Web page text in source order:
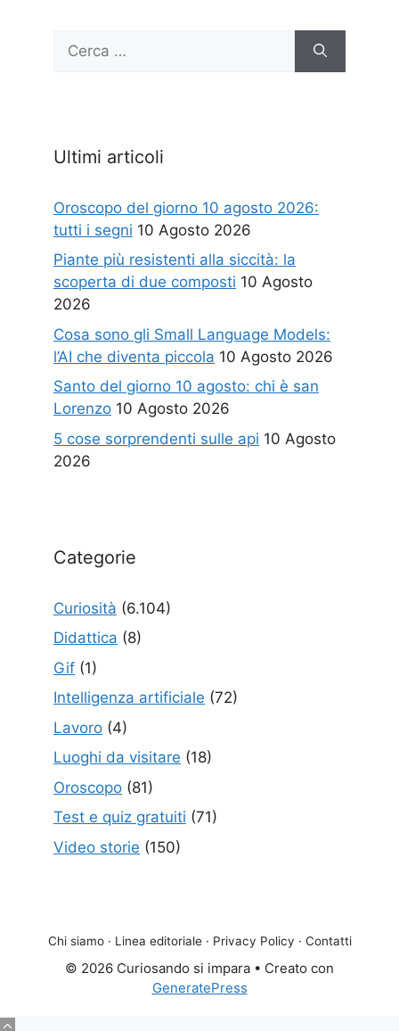
per:
Ultimi articoli
Oroscopo del giorno 10 agosto 2026:
tutti i segni 10 Agosto 2026
Piante più resistenti alla siccità: la
scoperta di due composti 10 Agosto
2026
Cosa sono gli Small Language Models:
l’AI che diventa piccola 10 Agosto 2026
Santo del giorno 10 agosto: chi è san
Lorenzo 10 Agosto 2026
5 cose sorprendenti sulle api 10 Agosto
2026
Categorie
Curiosità (6.104)
Didattica (8)
Gif (1)
Intelligenza artificiale (72)
Lavoro (4)
Luoghi da visitare (18)
Oroscopo (81)
Test e quiz gratuiti (71)
Video storie (150)
Chi siamo · Linea editoriale · Privacy Policy · Contatti
© 2026 Curiosando si impara • Creato con
GeneratePress